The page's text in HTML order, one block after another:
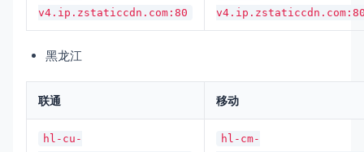
v4.ip.zstaticcdn.com:80
黑龙江
联通 移动
hl-cu-
hl-cm-